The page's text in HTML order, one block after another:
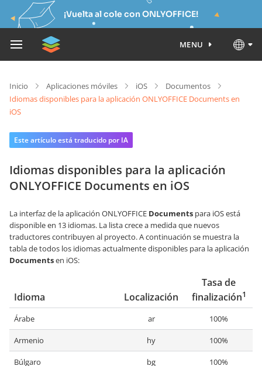
¡Vuelta al cole con ONLYOFFICE!
MENU
Inicio Aplicaciones móviles iOS
Documentos
Idiomas disponibles para la aplicación ONLYOFFICE Documents en
iOS
Este artículo está traducido por IA
Idiomas disponibles para la aplicación
ONLYOFFICE Documents en iOS
La interfaz de la aplicación ONLYOFFICE Documents para iOS está
disponible en 13 idiomas. La lista crece a medida que nuevos
traductores contribuyen al proyecto. A continuación se muestra la
tabla de todos los idiomas actualmente disponibles para la aplicación
Documentsen iOS:
Idioma Localización
Tasa de
finalización1
Árabe ar 100%
Armenio hy 100%
Búlgaro bg 100%